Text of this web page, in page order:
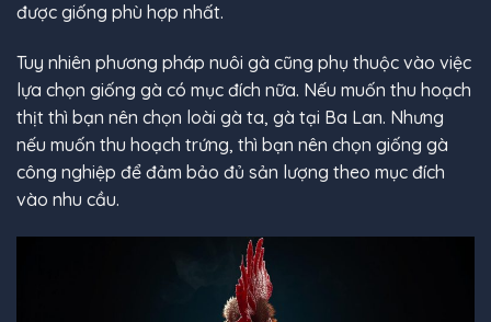
được giống phù hợp nhất.
Tuy nhiên phương pháp nuôi gà cũng phụ thuộc vào việc
lựa chọn giống gà có mục đích nữa. Nếu muốn thu hoạch
thịt thì bạn nên chọn loài gà ta, gà tại Ba Lan. Nhưng
nếu muốn thu hoạch trứng, thì bạn nên chọn giống gà
công nghiệp để đảm bảo đủ sản lượng theo mục đích
vào nhu cầu.